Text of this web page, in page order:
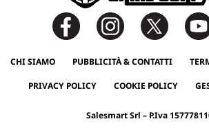
CHI SIAMO PUBBLICITÀ & CONTATTI
PRIVACY POLICY COOKIE POLICY
Salesmart Srl – P.Iva